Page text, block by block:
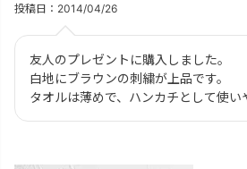
投稿日 2014/04/26
友人のプレゼントに購入しました。
白地にブラウンの刺繍が上品です。
タオルは薄めで、ハンカチとして使い